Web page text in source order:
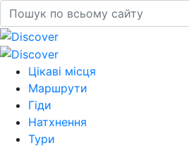
Цікаві місця
Маршрути
Гіди
Натхнення
Тури